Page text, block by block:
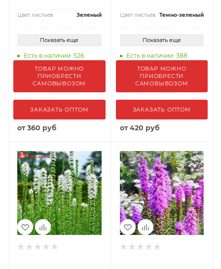
Цвет листьев Зеленый
Показать еще
Есть в наличии: 526
ТОВАР МОЖНО
ПРИОБРЕСТИ
САМОВЫВОЗОМ
ЗАКАЗАТЬ ОПТОМ
от360 руб
Цвет листьев Темно-зеленый
Показать еще
Есть в наличии: 388
ТОВАР МОЖНО
ПРИОБРЕСТИ
САМОВЫВОЗОМ
ЗАКАЗАТЬ ОПТОМ
от420 руб